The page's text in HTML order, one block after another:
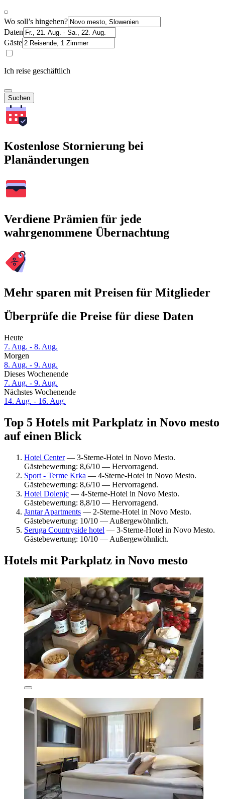
Wo soll’s hingehen?
Daten
Gäste
Ich reise geschäftlich
Suchen
Kostenlose Stornierung bei
Planänderungen
Verdiene Prämien für jede
wahrgenommene Übernachtung
Mehr sparen mit Preisen für Mitglieder
Überprüfe die Preise für diese Daten
Heute
7. Aug. - 8. Aug.
Morgen
8. Aug. - 9. Aug.
Dieses Wochenende
7. Aug. - 9. Aug.
Nächstes Wochenende
14. Aug. - 16. Aug.
Top 5 Hotels mit Parkplatz in Novo mesto
auf einen Blick
Hotel Center— 3-Sterne-Hotel in Novo Mesto.
Gästebewertung: 8,6/10 — Hervorragend.
Sport - Terme Krka — 4-Sterne-Hotel in Novo Mesto.
Gästebewertung: 8,6/10 — Hervorragend.
Hotel Dolenjc — 4-Sterne-Hotel in Novo Mesto.
Gästebewertung: 8,8/10 — Hervorragend.
Jantar Apartments — 2-Sterne-Hotel in Novo Mesto.
Gästebewertung: 10/10 — Außergewöhnlich.
Seruga Countryside hotel — 3-Sterne-Hotel in Novo Mesto.
Gästebewertung: 10/10 — Außergewöhnlich.
Hotels mit Parkplatz in Novo mesto